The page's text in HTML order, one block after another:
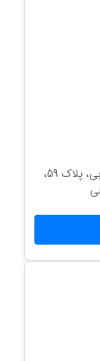
تهران، میدان هفت حوض، خیابان جانبازان غربی، پلاک 59،